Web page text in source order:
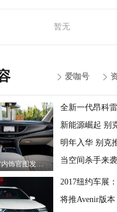
暂无
爱咖号
新款昂科雷内饰官图发布 配按键式换挡
全新一代昂科
新能源崛起 别
明年入华 别克
当空间杀手来
2017纽约车展
将推Avenir版